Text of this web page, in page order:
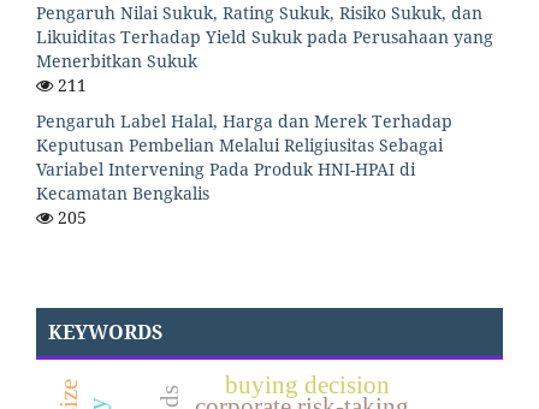
Pengaruh Nilai Sukuk, Rating Sukuk, Risiko Sukuk, dan
Likuiditas Terhadap Yield Sukuk pada Perusahaan yang
Menerbitkan Sukuk
211
Pengaruh Label Halal, Harga dan Merek Terhadap
Keputusan Pembelian Melalui Religiusitas Sebagai
Variabel Intervening Pada Produk HNI-HPAI di
Kecamatan Bengkalis
205
KEYWORDS
buying decision